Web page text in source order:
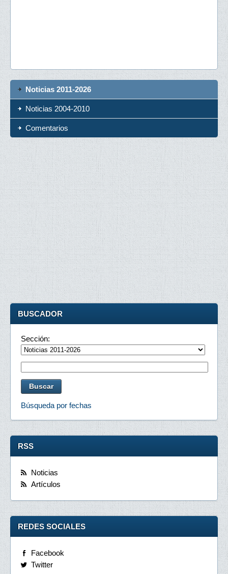
Noticias 2011-2026
Noticias 2004-2010
Comentarios
BUSCADOR
Sección:
Búsqueda por fechas
RSS
Noticias
Artículos
REDES SOCIALES
Facebook
Twitter